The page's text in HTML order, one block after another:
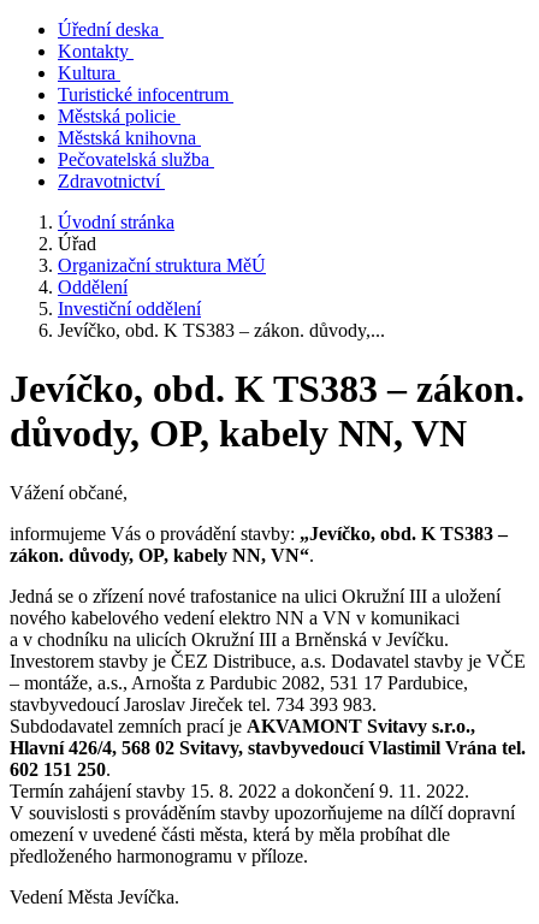
Úřední deska
Kontakty
Kultura
Turistické infocentrum
Městská policie
Městská knihovna
Pečovatelská služba
Zdravotnictví
Úvodní stránka
Úřad
Organizační struktura MěÚ
Oddělení
Investiční oddělení
Jevíčko, obd. K TS383 – zákon. důvody,...
Jevíčko, obd. K TS383 – zákon.
důvody, OP, kabely NN, VN
Vážení občané,
informujeme Vás o provádění stavby: „Jevíčko, obd. K TS383 –
zákon. důvody, OP, kabely NN, VN“.
Jedná se o zřízení nové trafostanice na ulici Okružní III a uložení
nového kabelového vedení elektro NN a VN v komunikaci
a v chodníku na ulicích Okružní III a Brněnská v Jevíčku.
Investorem stavby je ČEZ Distribuce, a.s. Dodavatel stavby je VČE
– montáže, a.s., Arnošta z Pardubic 2082, 531 17 Pardubice,
stavbyvedoucí Jaroslav Jireček tel. 734 393 983.
Subdodavatel zemních prací je AKVAMONT Svitavy s.r.o.,
Hlavní 426/4, 568 02 Svitavy, stavbyvedoucí Vlastimil Vrána tel.
602 151 250.
Termín zahájení stavby 15. 8. 2022 a dokončení 9. 11. 2022.
V souvislosti s prováděním stavby upozorňujeme na dílčí dopravní
omezení v uvedené části města, která by měla probíhat dle
předloženého harmonogramu v příloze.
Vedení Města Jevíčka.